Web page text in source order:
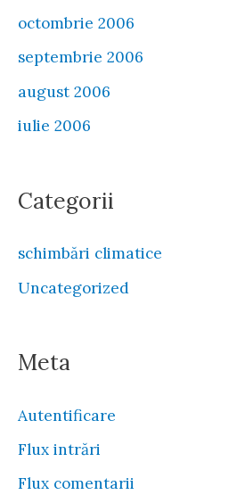
octombrie 2006
septembrie 2006
august 2006
iulie 2006
Categorii
schimbări climatice
Uncategorized
Meta
Autentificare
Flux intrări
Flux comentarii